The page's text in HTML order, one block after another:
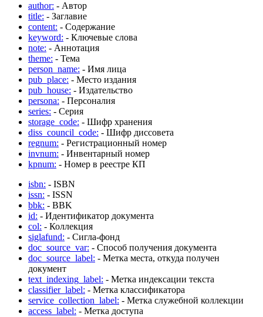
author: - Автор
title: - Заглавие
content: - Содержание
keyword: - Ключевые слова
note: - Аннотация
theme: - Тема
person_name: - Имя лица
pub_place: - Место издания
pub_house: - Издательство
persona: - Персоналия
series: - Серия
storage_code: - Шифр хранения
diss_council_code: - Шифр диссовета
regnum: - Регистрационный номер
invnum: - Инвентарный номер
kpnum: - Номер в реестре КП
isbn: - ISBN
issn: - ISSN
bbk: - BBK
id: - Идентификатор документа
col: - Коллекция
siglafund: - Сигла-фонд
doc_source_var: - Способ получения документа
doc_source_label: - Метка места, откуда получен
документ
text_indexing_label: - Метка индексации текста
classifier_label: - Метка классификатора
service_collection_label: - Метка служебной коллекции
access_label: - Метка доступа